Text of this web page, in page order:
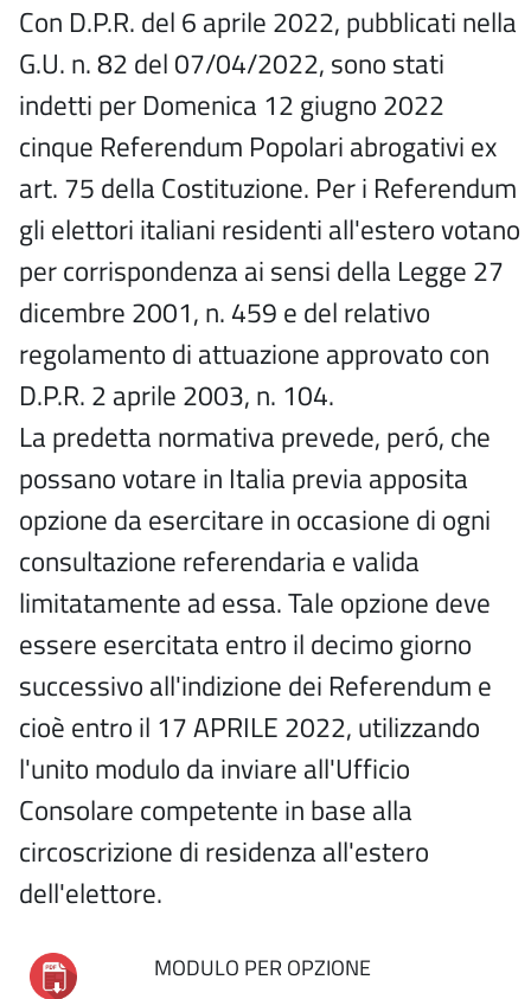
Con D.P.R. del 6 aprile 2022, pubblicati nella
G.U. n. 82 del 07/04/2022, sono stati
indetti per Domenica 12 giugno 2022
cinque Referendum Popolari abrogativi ex
art. 75 della Costituzione. Per i Referendum
gli elettori italiani residenti all'estero votano
per corrispondenza ai sensi della Legge 27
dicembre 2001, n. 459 e del relativo
regolamento di attuazione approvato con
D.P.R. 2 aprile 2003, n. 104.
La predetta normativa prevede, peró, che
possano votare in Italia previa apposita
opzione da esercitare in occasione di ogni
consultazione referendaria e valida
limitatamente ad essa. Tale opzione deve
essere esercitata entro il decimo giorno
successivo all'indizione dei Referendum e
cioè entro il 17 APRILE 2022, utilizzando
l'unito modulo da inviare all'Ufficio
Consolare competente in base alla
circoscrizione di residenza all'estero
dell'elettore.
MODULO PER OPZIONE